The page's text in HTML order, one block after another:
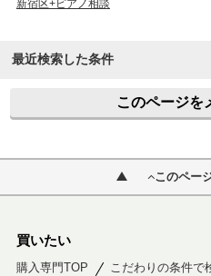
新宿区+ピアノ相談
最近検索した条件
このページを
このペー
買いたい
購入専門TOP こだわりの条件で